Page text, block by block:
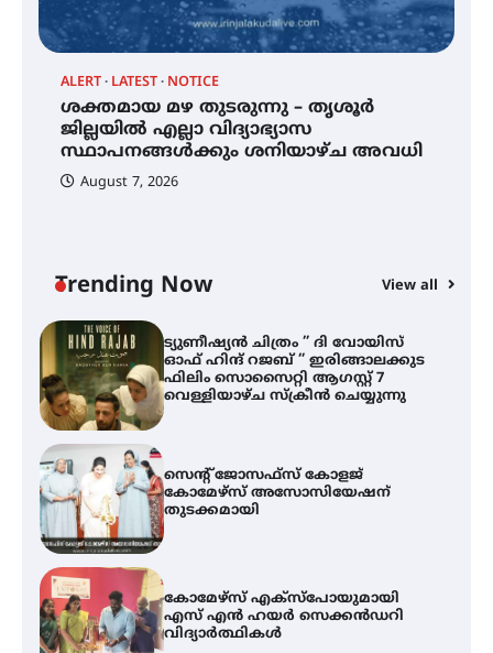
ALERT LATEST NOTICE
ശക്തമായ മഴ തുടരുന്നു – തൃശൂർ
ജില്ലയിൽ എല്ലാ വിദ്യാഭ്യാസ
സ്ഥാപനങ്ങൾക്കും ശനിയാഴ്ച അവധി
August 7, 2026
Trending Now View all
ബാലൻ ഹാളിൽ 16ന്
ശക്തമായ മഴ തുടരുന്നു – തൃശൂർ
ജില്ലയിൽ എല്ലാ വിദ്യാഭ്യാസ
സ്ഥാപനങ്ങൾക്കും ശനിയാഴ്ച
അവധി
ട്യുണീഷ്യൻ ചിത്രം ” ദി വോയിസ്
ഓഫ് ഹിന്ദ് റജബ് ” ഇരിങ്ങാലക്കുട
ഫിലിം സൊസൈറ്റി ആഗസ്റ്റ് 7
വെള്ളിയാഴ്ച സ്‌ക്രീൻ ചെയ്യുന്നു
സെന്റ് ജോസഫ്സ് കോളജ്
കോമേഴ്‌സ് അസോസിയേഷന്
തുടക്കമായി
കോമേഴ്സ് എക്സ്പോയുമായി
എസ് എൻ ഹയർ സെക്കൻഡറി
വിദ്യാർത്ഥികൾ